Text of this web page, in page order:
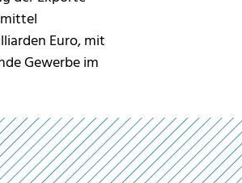
Euro, mit
Gewerbe im